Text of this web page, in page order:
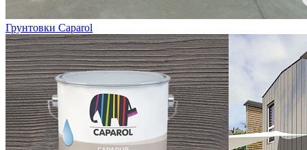
Грунтовки Caparol